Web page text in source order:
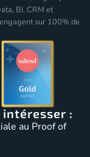
BI, CRM et
sur 100% de
:
au Proof of